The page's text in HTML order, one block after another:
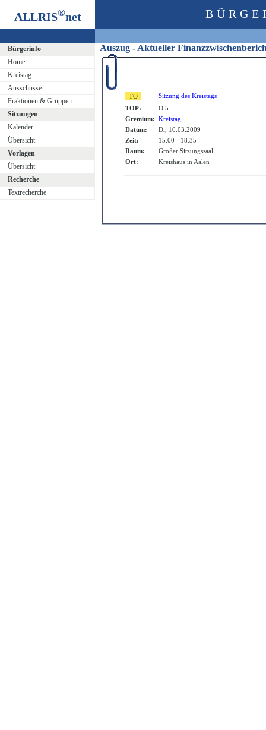
ALLRIS®net
Bürgerinfo
Home
Kreistag
Ausschüsse
Fraktionen & Gruppen
Sitzungen
Kalender
Übersicht
Vorlagen
Übersicht
Recherche
Textrecherche
Auszug - Aktueller
Sitzung des Kreistags
TOP:
Ö 5
Gremium: Kreistag
Datum:
Di, 10.03.2009
Zeit:
15:00 - 18:35
Raum:
Großer Sitzungssaal
Ort:
Kreishaus in Aalen